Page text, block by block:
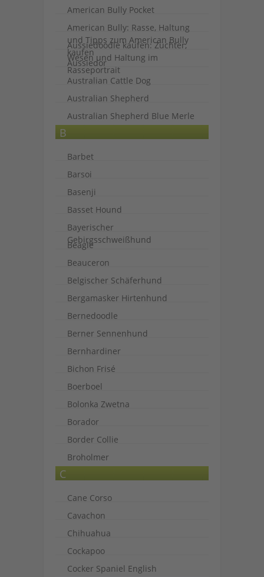
American Bully Pocket
American Bully: Rasse, Haltung
und Tipps zum American Bully
kaufen
Aussiedoodle kaufen: Züchter,
Wesen und Haltung im
Rasseportrait
Aussiedor
Australian Cattle Dog
Australian Shepherd
Australian Shepherd Blue Merle
B
Barbet
Barsoi
Basenji
Basset Hound
Bayerischer
Gebirgsschweißhund
Beagle
Beauceron
Belgischer Schäferhund
Bergamasker Hirtenhund
Bernedoodle
Berner Sennenhund
Bernhardiner
Bichon Frisé
Boerboel
Bolonka Zwetna
Borador
Border Collie
Broholmer
C
Cane Corso
Cavachon
Chihuahua
Cockapoo
Cocker Spaniel English